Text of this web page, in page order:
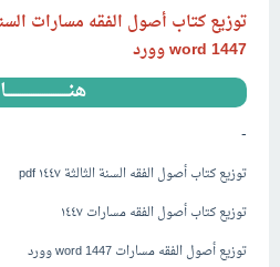
1447word وورد
هنــــــــــــــــــــــــــــا
-
توزيع كتاب أصول الفقه السنة الثالثة ١٤٤٧ pdf
توزيع كتاب أصول الفقه مسارات ١٤٤٧
توزيع أصول الفقه مسارات 1447 word وورد